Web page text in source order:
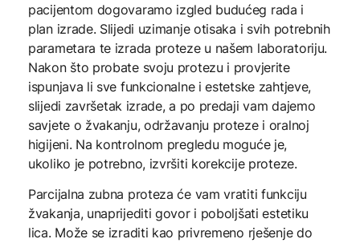
pacijentom dogovaramo izgled budućeg rada i
plan izrade. Slijedi uzimanje otisaka i svih potrebnih
parametara te izrada proteze u našem laboratoriju.
Nakon što probate svoju protezu i provjerite
ispunjava li sve funkcionalne i estetske zahtjeve,
slijedi završetak izrade, a po predaji vam dajemo
savjete o žvakanju, održavanju proteze i oralnoj
higijeni. Na kontrolnom pregledu moguće je,
ukoliko je potrebno, izvršiti korekcije proteze.
Parcijalna zubna proteza će vam vratiti funkciju
žvakanja, unaprijediti govor i poboljšati estetiku
lica. Može se izraditi kao privremeno rješenje do